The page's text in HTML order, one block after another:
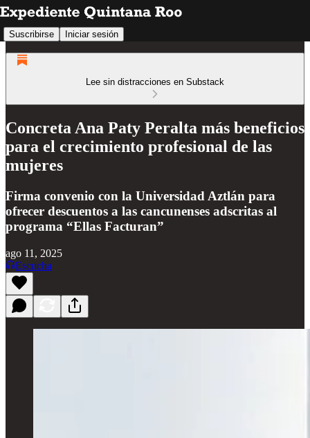
Suscribirse Iniciar sesión
Lee sin distracciones en Substack
Concreta Ana Paty Peralta más beneficios
para el crecimiento profesional de las
mujeres
Firma convenio con la Universidad Aztlán para
ofrecer descuentos a las cancunenses adscritas al
programa “Ellas Facturan”
ago 11, 2025
Escucha